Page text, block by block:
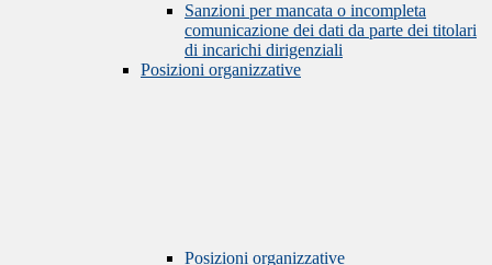
Sanzioni per mancata o incompleta
comunicazione dei dati da parte dei titolari
di incarichi dirigenziali
Posizioni organizzative
Posizioni organizzative